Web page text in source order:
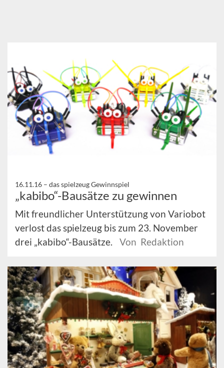
16.11.16 – das spielzeug Gewinnspiel
„kabibo“-Bausätze zu gewinnen
Mit freundlicher Unterstützung von Variobot
verlost das spielzeug bis zum 23. November
drei „kabibo“-Bausätze.
Von Redaktion